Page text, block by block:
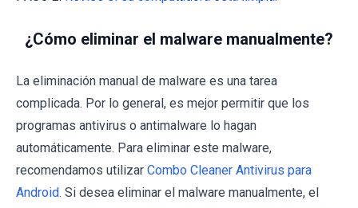
¿Cómo eliminar el malware manualmente?
La eliminación manual de malware es una tarea
complicada. Por lo general, es mejor permitir que los
programas antivirus o antimalware lo hagan
automáticamente. Para eliminar este malware,
recomendamos utilizar Combo Cleaner Antivirus para
Android. Si desea eliminar el malware manualmente, el